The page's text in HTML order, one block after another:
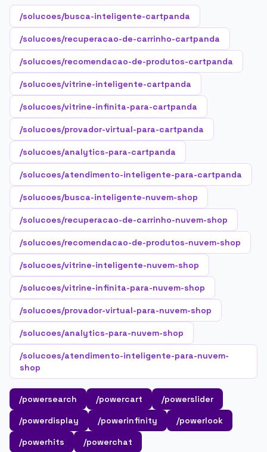
/solucoes/busca-inteligente-cartpanda
/solucoes/recuperacao-de-carrinho-cartpanda
/solucoes/recomendacao-de-produtos-cartpanda
/solucoes/vitrine-inteligente-cartpanda
/solucoes/vitrine-infinita-para-cartpanda
/solucoes/provador-virtual-para-cartpanda
/solucoes/analytics-para-cartpanda
/solucoes/atendimento-inteligente-para-cartpanda
/solucoes/busca-inteligente-nuvem-shop
/solucoes/recuperacao-de-carrinho-nuvem-shop
/solucoes/recomendacao-de-produtos-nuvem-shop
/solucoes/vitrine-inteligente-nuvem-shop
/solucoes/vitrine-infinita-para-nuvem-shop
/solucoes/provador-virtual-para-nuvem-shop
/solucoes/analytics-para-nuvem-shop
/solucoes/atendimento-inteligente-para-nuvem-
shop
/powersearch /powercart
/powerslider
/powerdisplay
/powerinfinity
/powerlook
/powerhits
/powerchat